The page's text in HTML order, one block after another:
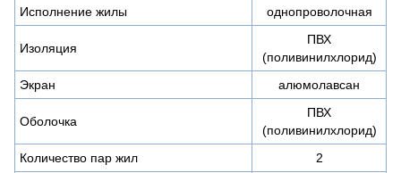
Исполнение жилы
однопроволочная
Изоляция
ПВХ
(поливинилхлорид)
Экран
алюмолавсан
Оболочка
ПВХ
(поливинилхлорид)
Количество пар жил
2